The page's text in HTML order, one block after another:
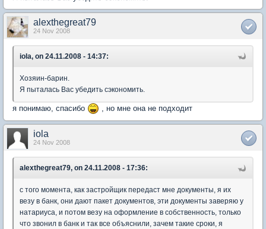
alexthegreat79
24 Nov 2008
iola, on 24.11.2008 - 14:37:
Хозяин-барин.
Я пыталась Вас убедить сэкономить.
я понимаю, спасибо , но мне она не подходит
iola
24 Nov 2008
alexthegreat79, on 24.11.2008 - 17:36:
с того момента, как застройщик передаст мне документы, я их
везу в банк, они дают пакет документов, эти документы заверяю у
натариуса, и потом везу на оформление в собственность, только
что звонил в банк и так все объяснили, зачем такие сроки, я